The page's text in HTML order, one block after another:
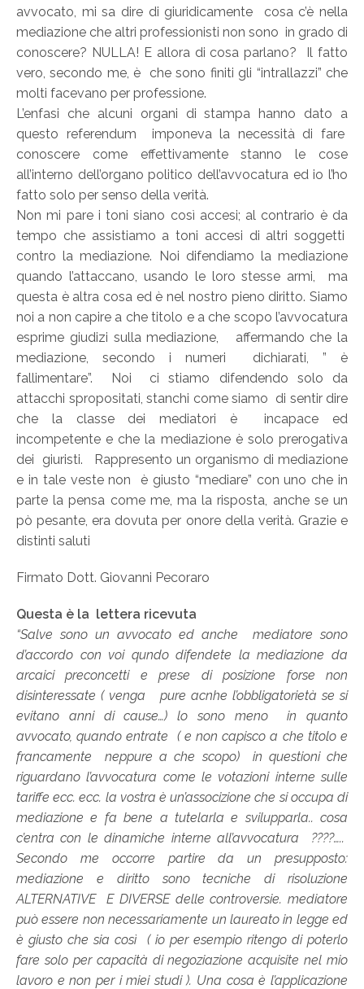
avvocato, mi sa dire di giuridicamente cosa c’è nella
mediazione che altri professionisti non sono in grado di
conoscere? NULLA! E allora di cosa parlano? Il fatto
vero, secondo me, è che sono finiti gli “intrallazzi” che
molti facevano per professione.
L’enfasi che alcuni organi di stampa hanno dato a
questo referendum imponeva la necessità di fare
conoscere come effettivamente stanno le cose
all’interno dell’organo politico dell’avvocatura ed io l’ho
fatto solo per senso della verità.
Non mi pare i toni siano così accesi; al contrario è da
tempo che assistiamo a toni accesi di altri soggetti
contro la mediazione. Noi difendiamo la mediazione
quando l’attaccano, usando le loro stesse armi, ma
questa è altra cosa ed è nel nostro pieno diritto. Siamo
noi a non capire a che titolo e a che scopo l’avvocatura
esprime giudizi sulla mediazione, affermando che la
mediazione, secondo i numeri dichiarati, ” è
fallimentare”. Noi ci stiamo difendendo solo da
attacchi spropositati, stanchi come siamo di sentir dire
che la classe dei mediatori è incapace ed
incompetente e che la mediazione è solo prerogativa
dei giuristi. Rappresento un organismo di mediazione
e in tale veste non è giusto “mediare” con uno che in
parte la pensa come me, ma la risposta, anche se un
pò pesante, era dovuta per onore della verità. Grazie e
distinti saluti
Firmato Dott. Giovanni Pecoraro
Questa è la lettera ricevuta
“Salve sono un avvocato ed anche mediatore sono
d’accordo con voi qundo difendete la mediazione da
arcaici preconcetti e prese di posizione forse non
disinteressate ( venga pure acnhe l’obbligatorietà se si
evitano anni di cause…) lo sono meno in quanto
avvocato, quando entrate ( e non capisco a che titolo e
francamente neppure a che scopo) in questioni che
riguardano l’avvocatura come le votazioni interne sulle
tariffe ecc. ecc. la vostra è un’associzione che si occupa di
mediazione e fa bene a tutelarla e svilupparla.. cosa
c’entra con le dinamiche interne all’avvocatura ????…..
Secondo me occorre partire da un presupposto:
mediazione e diritto sono tecniche di risoluzione
ALTERNATIVE E DIVERSE delle controversie. mediatore
può essere non necessariamente un laureato in legge ed
è giusto che sia così ( io per esempio ritengo di poterlo
fare solo per capacità di negoziazione acquisite nel mio
lavoro e non per i miei studi ). Una cosa è l’applicazione